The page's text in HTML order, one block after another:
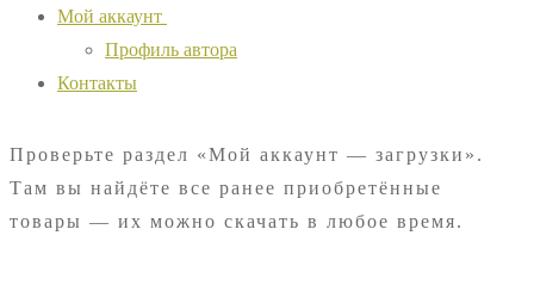
Мой аккаунт
Профиль автора
Контакты
Проверьте раздел «Мой аккаунт — загрузки».
Там вы найдёте все ранее приобретённые
товары — их можно скачать в любое время.